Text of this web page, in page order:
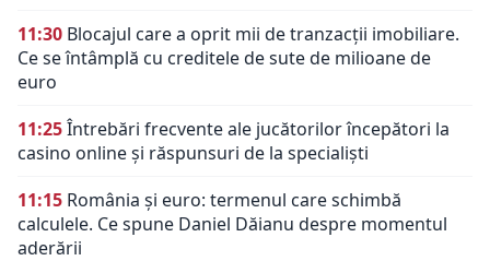
11:30 Blocajul care a oprit mii de tranzacții imobiliare.
Ce se întâmplă cu creditele de sute de milioane de
euro
11:25Întrebări frecvente ale jucătorilor începători la
casino online și răspunsuri de la specialiști
11:15 România și euro: termenul care schimbă
calculele. Ce spune Daniel Dăianu despre momentul
aderării